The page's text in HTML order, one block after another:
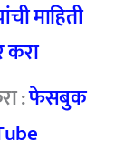
माहिती
करा
:फेसबुक